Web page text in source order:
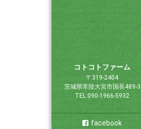
コトコトファーム
〒319-2404
茨城県常陸大宮市国長489-3
TEL:090-1966-5932
facebook